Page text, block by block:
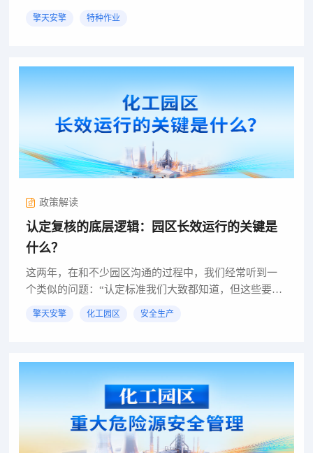
月1日起施行。很多老板的第一反应是：赶紧查查谁的证
擎天安擎 特种作业
政策解读
认定复核的底层逻辑：园区长效运行的关键是
什么？
这两年，在和不少园区沟通的过程中，我们经常听到一
个类似的问题：“认定标准我们大致都知道，但这些要求
落到日常管理中，重点到底在哪？”确实，从文件层面
擎天安擎 化工园区 安全生产